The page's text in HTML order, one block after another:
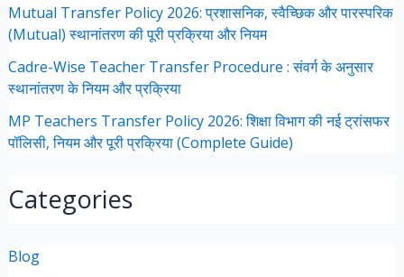
Mutual Transfer Policy 2026: प्रशासनिक, स्वैच्छिक और पारस्परिक
(Mutual) स्थानांतरण की पूरी प्रक्रिया और नियम
Cadre-Wise Teacher Transfer Procedure : संवर्ग के अनुसार
स्थानांतरण के नियम और प्रक्रिया
MP Teachers Transfer Policy 2026: शिक्षा विभाग की नई ट्रांसफर
पॉलिसी, नियम और पूरी प्रक्रिया (Complete Guide)
Categories
Blog